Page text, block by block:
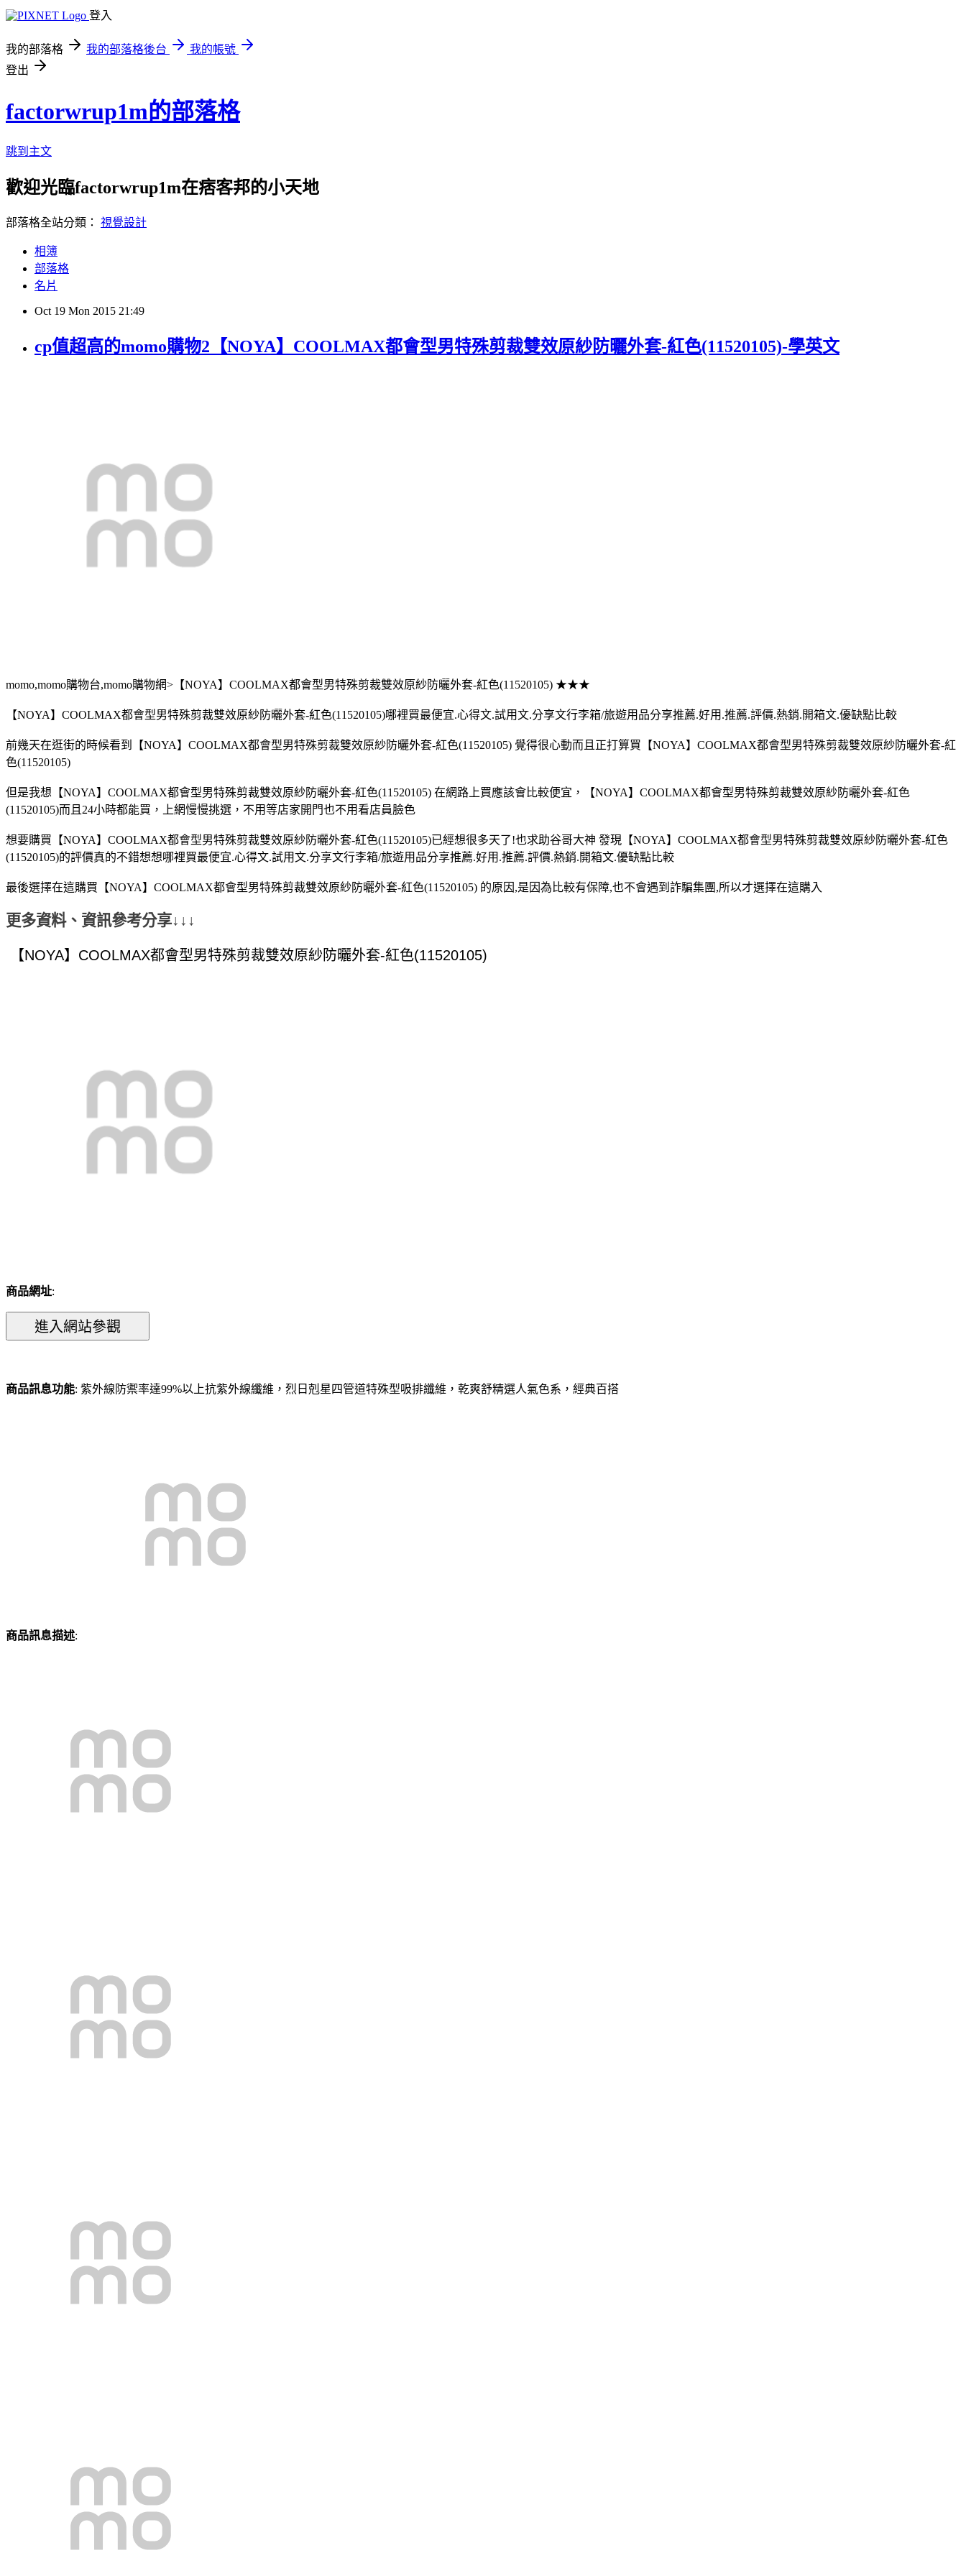
登入
我的部落格 我的部落格後台
我的帳號
登出
factorwrup1m的部落格
跳到主文
歡迎光臨factorwrup1m在痞客邦的小天地
部落格全站分類： 視覺設計
相簿
部落格
名片
Oct 19 Mon 2015 21:49
cp值超高的momo購物2【NOYA】COOLMAX都會型男特殊剪裁雙效原紗防曬外套-紅色(11520105)-學英文
momo,momo購物台,momo購物網>【NOYA】COOLMAX都會型男特殊剪裁雙效原紗防曬外套-紅色(11520105) ★★★
【NOYA】COOLMAX都會型男特殊剪裁雙效原紗防曬外套-紅色(11520105)哪裡買最便宜.心得文.試用文.分享文行李箱/旅遊用品分享推薦.好用.推薦.評價.熱銷.開箱文.優缺點比較
前幾天在逛街的時候看到【NOYA】COOLMAX都會型男特殊剪裁雙效原紗防曬外套-紅色(11520105) 覺得很心動而且正打算買【NOYA】COOLMAX都會型男特殊剪裁雙效原紗防曬外套-紅
色(11520105)
但是我想【NOYA】COOLMAX都會型男特殊剪裁雙效原紗防曬外套-紅色(11520105) 在網路上買應該會比較便宜，【NOYA】COOLMAX都會型男特殊剪裁雙效原紗防曬外套-紅色
(11520105)而且24小時都能買，上網慢慢挑選，不用等店家開門也不用看店員臉色
想要購買【NOYA】COOLMAX都會型男特殊剪裁雙效原紗防曬外套-紅色(11520105)已經想很多天了!也求助谷哥大神 發現【NOYA】COOLMAX都會型男特殊剪裁雙效原紗防曬外套-紅色
(11520105)的評價真的不錯想想哪裡買最便宜.心得文.試用文.分享文行李箱/旅遊用品分享推薦.好用.推薦.評價.熱銷.開箱文.優缺點比較
最後選擇在這購買【NOYA】COOLMAX都會型男特殊剪裁雙效原紗防曬外套-紅色(11520105) 的原因,是因為比較有保障,也不會遇到詐騙集團,所以才選擇在這購入
更多資料、資訊參考分享↓↓↓
商品網址:
商品訊息功能: 紫外線防禦率達99%以上抗紫外線纖維，烈日剋星四管道特殊型吸排纖維，乾爽舒精選人氣色系，經典百搭
商品訊息描述: